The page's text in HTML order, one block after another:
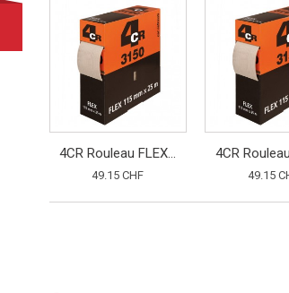
4CR Rouleau FLEX...
49.15 CHF
4CR
49.15